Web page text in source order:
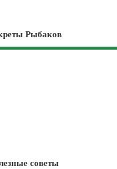
Рыбаков
советы